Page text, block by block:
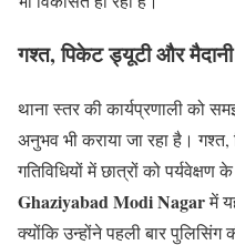
गश्त, पिकेट ड्यूटी और
थाना स्तर की कार्यप्रणाली को
अनुभव भी कराया जा रहा है।
गतिविधियों में छात्रों को
Ghaziyabad Modi Nagarमें
क्योंकि उन्होंने पहली बार